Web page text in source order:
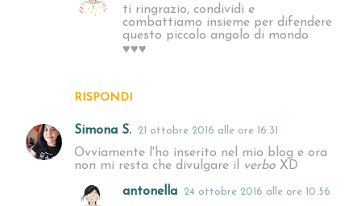
RISPONDI
ti ringrazio, condividi e
combattiamo insieme per difendere
questo piccolo angolo di mondo
♥♥♥
Simona S. 21 ottobre 2016 alle ore 16:31
Ovviamente l'ho inserito nel mio blog e ora
non mi resta che divulgare il
verbo XD
antonella 24 ottobre 2016 alle ore 10:56